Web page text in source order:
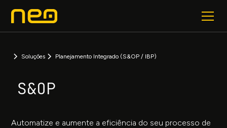
Soluções Planejamento Integrado (S&OP / IBP)
S&OP
Automatize e aumente a eficiência do seu processo de